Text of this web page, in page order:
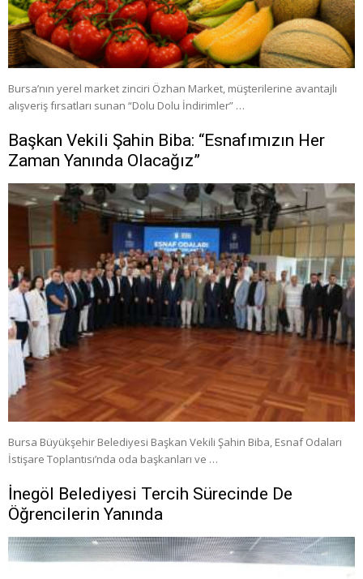
Bursa’nın yerel market zinciri Özhan Market, müşterilerine avantajlı
alışveriş fırsatları sunan “Dolu Dolu İndirimler” …
Başkan Vekili Şahin Biba: “Esnafımızın Her
Zaman Yanında Olacağız”
Bursa Büyükşehir Belediyesi Başkan Vekili Şahin Biba, Esnaf Odaları
İstişare Toplantısı’nda oda başkanları ve …
İnegöl Belediyesi Tercih Sürecinde De
Öğrencilerin Yanında